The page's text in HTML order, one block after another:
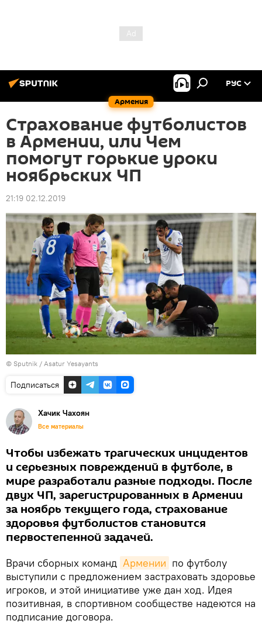
Армения
РУС
Страхование футболистов
в Армении, или Чем
помогут горькие уроки
ноябрьских ЧП
21:19 02.12.2019
© Sputnik / Asatur Yesayants
Подписаться
Хачик Чахоян
Все материалы
Чтобы избежать трагических инцидентов
и серьезных повреждений в футболе, в
мире разработали разные подходы. После
двух ЧП, зарегистрированных в Армении
за ноябрь текущего года, страхование
здоровья футболистов становится
первостепенной задачей.
Врачи сборных команд Армении по футболу
выступили с предложением застраховать здоровье
игроков, и этой инициативе уже дан ход. Идея
позитивная, в спортивном сообществе надеются на
подписание договора.